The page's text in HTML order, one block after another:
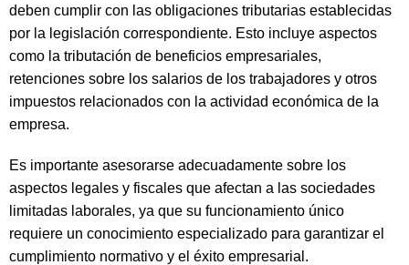
deben cumplir con las obligaciones tributarias establecidas
por la legislación correspondiente. Esto incluye aspectos
como la tributación de beneficios empresariales,
retenciones sobre los salarios de los trabajadores y otros
impuestos relacionados con la actividad económica de la
empresa.
Es importante asesorarse adecuadamente sobre los
aspectos legales y fiscales que afectan a las sociedades
limitadas laborales, ya que su funcionamiento único
requiere un conocimiento especializado para garantizar el
cumplimiento normativo y el éxito empresarial.